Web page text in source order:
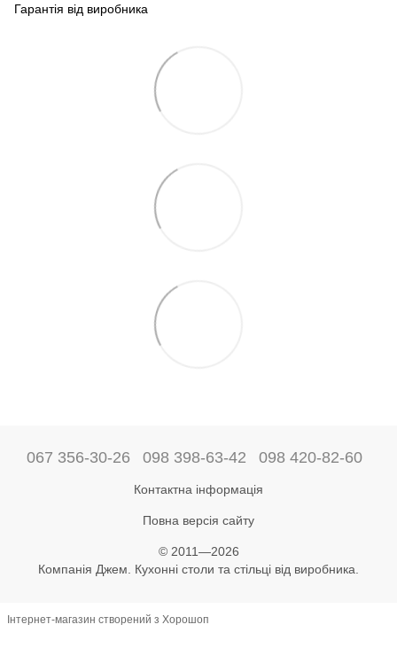
Гарантія від виробника
067 356-30-26 098 398-63-42 098 420-82-60
Контактна інформація
Повна версія сайту
© 2011—2026
Компанія Джем. Кухонні столи та стільці від виробника.
Інтернет-магазин створений з Хорошоп